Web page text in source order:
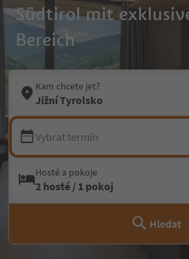
Südtirol mit
Bereich
Kam chcete jet?
Jižní Tyrolsko
Vybrat termín
Hosté a pokoje
2 hosté / 1 pokoj
Hledat